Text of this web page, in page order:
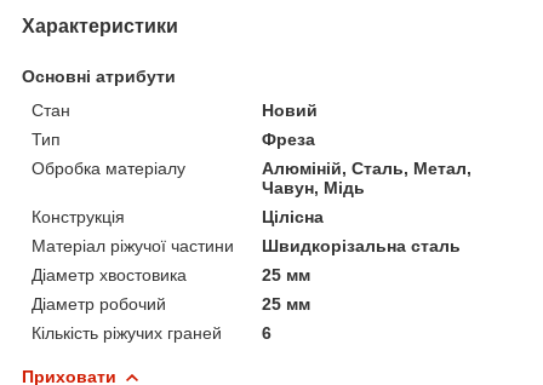
Характеристики
Основні атрибути
Стан
Новий
Тип
Фреза
Обробка матеріалу
Алюміній, Сталь, Метал,
Чавун, Мідь
Конструкція
Цілісна
Матеріал ріжучої частини
Швидкорізальна сталь
Діаметр хвостовика
25 мм
Діаметр робочий
25 мм
Кількість ріжучих граней
6
Приховати